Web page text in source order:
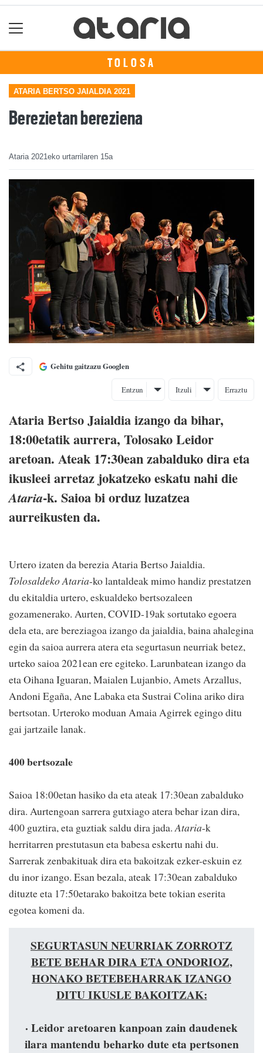
TOLOSA
ATARIA BERTSO JAIALDIA 2021
Berezietan bereziena
Ataria 2021eko urtarrilaren 15a
Gehitu gaitzazu Googlen
Entzun Itzuli Erraztu
Ataria Bertso Jaialdia izango da bihar,
18:00etatik aurrera, Tolosako Leidor
aretoan. Ateak 17:30ean zabalduko dira eta
ikusleei arretaz jokatzeko eskatu nahi die
Ataria-k. Saioa bi orduz luzatzea
aurreikusten da.
Urtero izaten da berezia Ataria Bertso Jaialdia.
Tolosaldeko Ataria-ko lantaldeak mimo handiz prestatzen
du ekitaldia urtero, eskualdeko bertsozaleen
gozamenerako. Aurten, COVID-19ak sortutako egoera
dela eta, are bereziagoa izango da jaialdia, baina ahalegina
egin da saioa aurrera atera eta segurtasun neurriak betez,
urteko saioa 2021ean ere egiteko. Larunbatean izango da
eta Oihana Iguaran, Maialen Lujanbio, Amets Arzallus,
Andoni Egaña, Ane Labaka eta Sustrai Colina ariko dira
bertsotan. Urteroko moduan Amaia Agirrek egingo ditu
gai jartzaile lanak.
400 bertsozale
Saioa 18:00etan hasiko da eta ateak 17:30ean zabalduko
dira. Aurtengoan sarrera gutxiago atera behar izan dira,
400 guztira, eta guztiak saldu dira jada. Ataria-k
herritarren prestutasun eta babesa eskertu nahi du.
Sarrerak zenbakituak dira eta bakoitzak ezker-eskuin ez
du inor izango. Esan bezala, ateak 17:30ean zabalduko
dituzte eta 17:50etarako bakoitza bete tokian eserita
egotea komeni da.
SEGURTASUN NEURRIAK ZORROTZ
BETE BEHAR DIRA ETA ONDORIOZ,
HONAKO BETEBEHARRAK IZANGO
DITU IKUSLE BAKOITZAK:
· Leidor aretoaren kanpoan zain daudenek
ilara mantendu beharko dute eta pertsonen